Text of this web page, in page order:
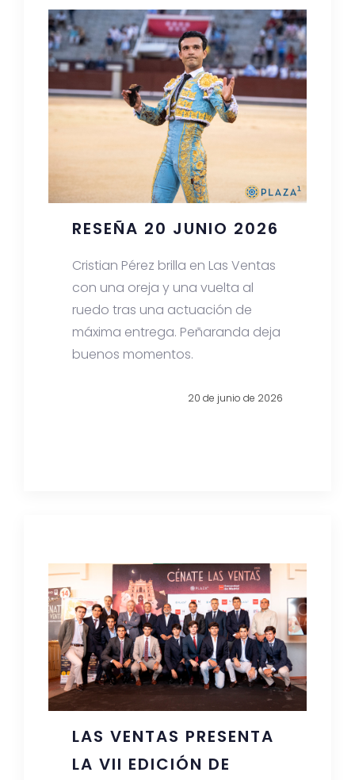
RESEÑA 20 JUNIO 2026
Cristian Pérez brilla en Las Ventas
con una oreja y una vuelta al
ruedo tras una actuación de
máxima entrega. Peñaranda deja
buenos momentos.
20 de junio de 2026
LAS VENTAS PRESENTA
LA VII EDICIÓN DE